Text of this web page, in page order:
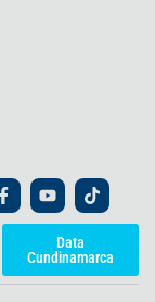
F
a
c
o
o
Y
o
u
u
b
e
T
i
k
o
k
Data
Cundinamarca